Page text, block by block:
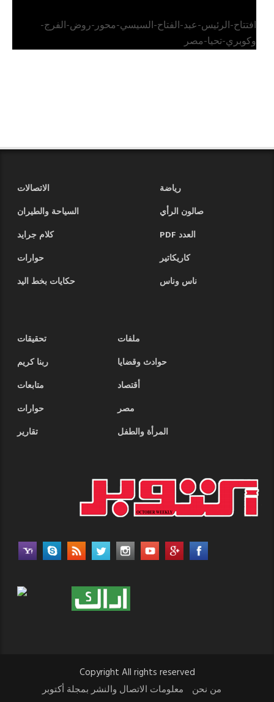
افتتاح-الرئيس-عبد-الفتاح-السيسي-محور-روض-الفرج-
وكوبري-تحيا-مصر
رياضة
الاتصالات
صالون الرأي
السياحة والطيران
العدد PDF
كلام جرايد
كاريكاتير
حوارات
ناس وناس
حكايات بخط اليد
ملفات
تحقيقات
حوادث وقضايا
ربنا كريم
أقتصاد
متابعات
مصر
حوارات
المرأة والطفل
تقارير
Copyright All rights reserved
من نحن
معلومات الاتصال والنشر بمجلة أكتوبر